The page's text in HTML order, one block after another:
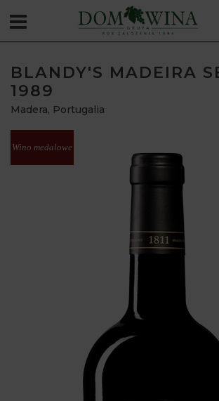
BLANDY'S MADEIRA
1989
Madera, Portugalia
Wino medalowe